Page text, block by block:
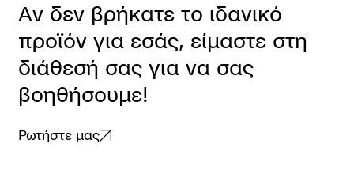
Αν δεν βρήκατε το ιδανικό
προϊόν για εσάς, είμαστε στη
διάθεσή σας για να σας
βοηθήσουμε!
Ρωτήστε μας